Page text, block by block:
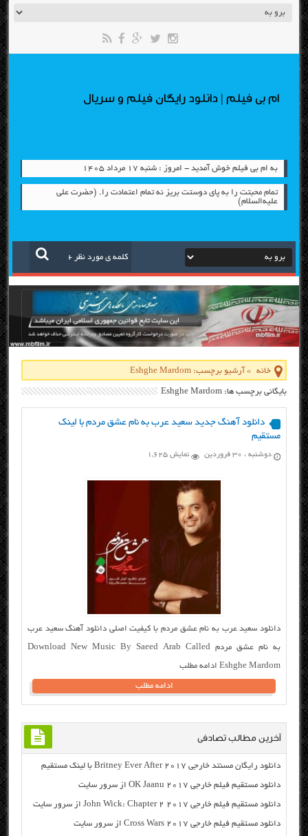
ام بی فیلم | دانلود رایگان فیلم و سریال
به ام بی فیلم خوش آمدید - امروز : شنبه ۱۷ مرداد ۱۴۰۵
تمام محبتت را به پای دوستت بریز نه تمام اعتمادت را. (حضرت علی
علیه‌السلام)
خانه » آرشیو برچسب: Eshghe Mardom
بایگانی برچسب ها: Eshghe Mardom
دانلود آهنگ جدید سعید عرب به نام عشق مردم با لینک
مستقیم
دوشنبه ، ۳۰ فروردین نمایش 1,625
دانلود سعید عرب به نام عشق مردم با کیفیت اصلی دانلود آهنگ سعید عرب
به نام عشق مردم Download New Music By Saeed Arab Called
Eshghe Mardom ادامه مطلب
ادامه مطلب
آخرین مطالب تصادفی
دانلود رایگان مسنتد خارجی Britney Ever After 2017 با لینک مستقیم
دانلود مستقیم فیلم خارجی OK Jaanu 2017 از سرور سایت
دانلود مستقیم فیلم خارجی John Wick: Chapter 2 2017 از سرور سایت
دانلود مستقیم فیلم خارجی Cross Wars 2017 از سرور سایت